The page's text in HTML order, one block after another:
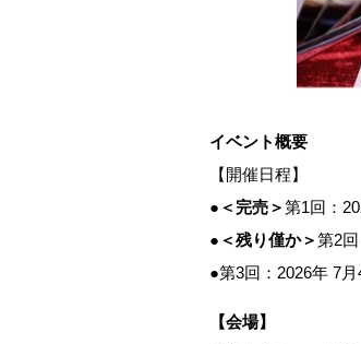
イベント概要
【開催日程】
● ＜完売＞第1回：
● ＜残り僅か＞第2
●第3回：2026年 7
【会場】